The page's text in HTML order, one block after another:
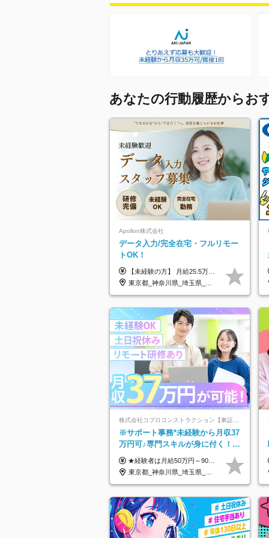
あなたの行動履歴からお
Apollon株式会社
データ入力/完全在宅・フルリモー
トOK！
【未経験の方】 月給25.5万円以上＋各種手当 【事務経験3年以上の方】 月給28万円以上＋各種手当 ※経験・スキル・年齢を考慮の上、決定します ※試用期間：3ヶ月(雇用形態は正社員、給与・待遇に変更はありません) ※残業代は全額別途支給 ※昇給：年1回（査定あり） ※賞与：年3回（業績に応じて支給） ＼努力がしっかり評価される環境です！／ 「どんなスキルを身につければ昇給できるか」が明確だから、 着実に成長しながら収入アップを目指せます。
東京都_神奈川県_埼玉県_千葉県_大阪府_愛知県_北海道_青森県_岩手県_宮城県_秋田県_山形県_福島県_茨城県_栃木県_群馬県_新潟県_山梨県_長野県_富山県_石川県_福井県_静岡県_岐阜県_三重県_兵庫県_京都府_滋賀県_奈良県_和歌山県_広島県_岡山県_鳥取県_島根県_山口県_徳島県_香川県_愛媛県_高知県_福岡県_熊本県_佐賀県_長崎県_大分県_宮崎県_鹿児島県_沖縄県
※サポート事務*未経験から月収37
万円可♪専門スキルが身に付く！
Web面接＆リモート研修も充実♪/a
★経験者は月給50万円～90万円 【首都圏】 月給30万1230円〜 ⇒基本22万7000円+地域6万4230円+皆勤1万円 【群馬/栃木/茨城】 月給28万1090円〜 ⇒基本23万4000円+地域3万7090円+皆勤1万円 【大阪/京都/兵庫】 月給30万130円〜 ⇒基本23万5000円+地域5万5130円+皆勤1万円 【静岡/愛知/岐阜/三重】 月給28万5840円〜 ⇒基本23万円+地域4万5840円+皆勤1万円 【北海道】 月給25万2960円〜 ⇒基本22万4000円+地域1万8960円+皆勤1万円 【福岡/佐賀/長崎/大分/熊本】 月給25万800円〜 ⇒基本21万8000円+地域2万2800円+皆勤1万円 【宮城/山形/福島】 月給25万580円〜 ⇒基本21万8000円+地域2万2580円+皆勤1万円 【広島/岡山/山口】 月給27万1090円〜 ⇒基本23万4000円+地域2万7090円+皆勤1万円 ※残業代は1分単位で全額支給（みなし残業制度なし） ※上記給与は最低支給額です。経験・能力に応じて決定致します ※試用期間1ヶ月、最大6ヶ月まで延長する可能性あり(条件変更なし) ※今期より新賃金体系へ移行しました。詳細は面接時にご説明します
東京都_神奈川県_埼玉県_大阪府_愛知県_北海道_宮城県_広島県_福岡県